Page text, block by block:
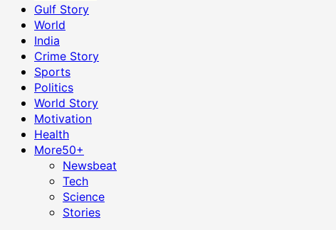
Gulf Story
World
India
Crime Story
Sports
Politics
World Story
Motivation
Health
More50+
Newsbeat
Tech
Science
Stories